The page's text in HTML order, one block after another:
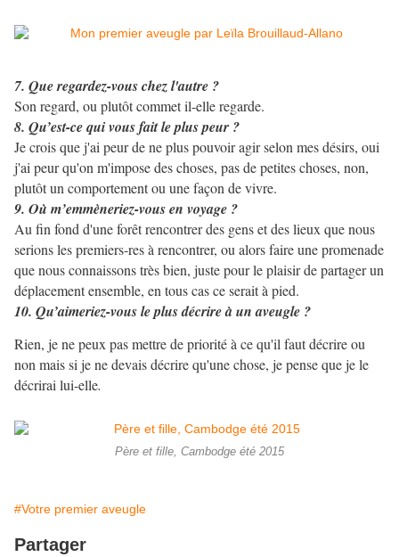
7. Que regardez-vous chez l'autre ?
Son regard, ou plutôt commet il-elle regarde.
8. Qu’est-ce qui vous fait le plus peur ?
Je crois que j'ai peur de ne plus pouvoir agir selon mes désirs, oui
j'ai peur qu'on m'impose des choses, pas de petites choses, non,
plutôt un comportement ou une façon de vivre.
9. Où m’emmèneriez-vous en voyage ?
Au fin fond d'une forêt rencontrer des gens et des lieux que nous
serions les premiers-res à rencontrer, ou alors faire une promenade
que nous connaissons très bien, juste pour le plaisir de partager un
déplacement ensemble, en tous cas ce serait à pied.
10. Qu’aimeriez-vous le plus décrire à un aveugle ?
Rien, je ne peux pas mettre de priorité à ce qu'il faut décrire ou
non mais si je ne devais décrire qu'une chose, je pense que je le
décrirai lui-elle.
Père et fille, Cambodge été 2015
#Votre premier aveugle
Partager